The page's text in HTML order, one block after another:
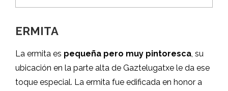
ERMITA
La ermita es pequeña pero muy pintoresca, su
ubicación en la parte alta de Gaztelugatxe le da ese
toque especial. La ermita fue edificada en honor a